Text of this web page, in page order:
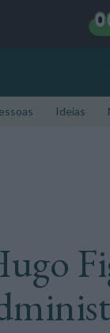
Ideias